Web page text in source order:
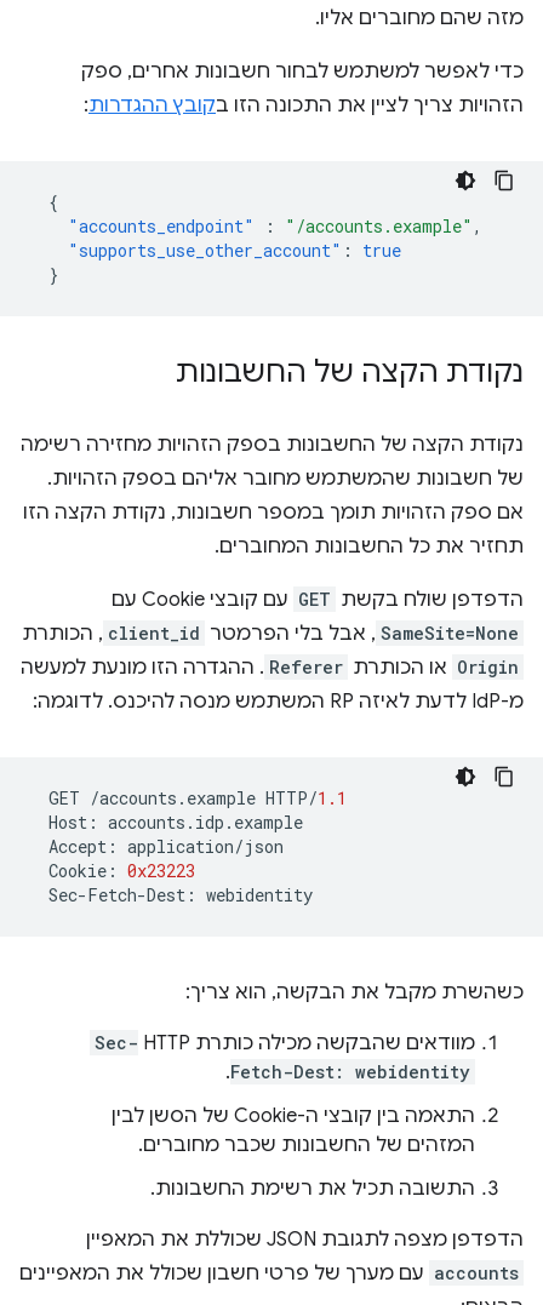
מזה שהם מחוברים אליו.
כדי לאפשר למשתמש לבחור חשבונות אחרים, ספק
הזהויות צריך לציין את התכונה הזו בקובץ ההגדרות:
{
"accounts_endpoint"
: "/accounts.example" ,
"supports_use_other_account" :
true
}
נקודת הקצה של החשבונות
נקודת הקצה של החשבונות בספק הזהויות מחזירה רשימה
של חשבונות שהמשתמש מחובר אליהם בספק הזהויות.
אם ספק הזהויות תומך במספר חשבונות, נקודת הקצה הזו
תחזיר את כל החשבונות המחוברים.
הדפדפן שולח בקשת GET עם קובצי Cookie עם
SameSite=None , אבל בלי הפרמטר client_id , הכותרת
Origin או הכותרת Referer . ההגדרה הזו מונעת למעשה
מ-IdP לדעת לאיזה RP המשתמש מנסה להיכנס. לדוגמה:
GET /accounts . example HTTP/1.1
Host : accounts . idp . example
Accept : application/json
Cookie : 0x23223
Sec-Fetch-Dest : webidentity
כשהשרת מקבל את הבקשה, הוא צריך:
מוודאים שהבקשה מכילה כותרת HTTP‏
Sec-
Fetch-Dest: webidentity
.
התאמה בין קובצי ה-Cookie של הסשן לבין
המזהים של החשבונות שכבר מחוברים.
התשובה תכיל את רשימת החשבונות.
הדפדפן מצפה לתגובת JSON שכוללת את המאפיין
accounts עם מערך של פרטי חשבון שכולל את המאפיינים